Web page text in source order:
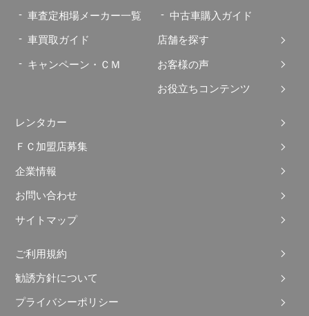
車査定相場メーカー一覧
車買取ガイド
キャンペーン・ＣＭ
中古車購入ガイド
店舗を探す
お客様の声
お役立ちコンテンツ
レンタカー
ＦＣ加盟店募集
企業情報
お問い合わせ
サイトマップ
ご利用規約
勧誘方針について
プライバシーポリシー